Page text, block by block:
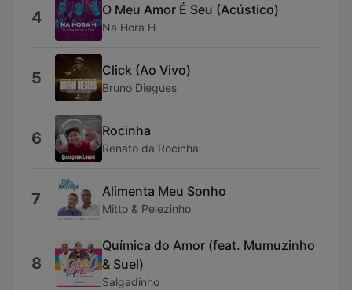
4 O Meu Amor É Seu (Acústico)
Na Hora H
5 Click (Ao Vivo)
Bruno Diegues
6 Rocinha
Renato da Rocinha
7 Alimenta Meu Sonho
Mitto & Pelezinho
8
Química do Amor (feat. Mumuzinho
& Suel)
Salgadinho